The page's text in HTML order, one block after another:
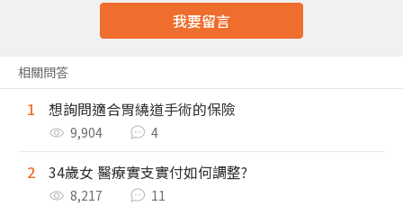
我要留言
相關問答
1 想詢問適合胃繞道手術的保險
9,904 4
2 34歲女 醫療實支實付如何調整?
8,217 11